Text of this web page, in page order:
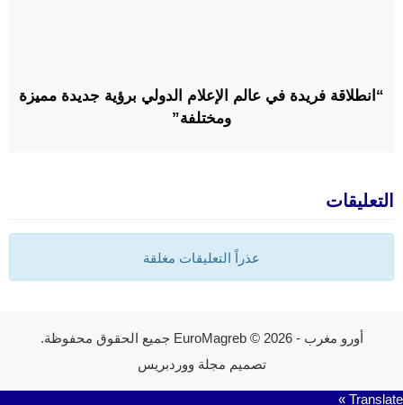
“انطلاقة فريدة في عالم الإعلام الدولي برؤية جديدة مميزة
ومختلفة”
التعليقات
عذراً التعليقات مغلقة
أورو مغرب - EuroMagreb© 2026 جميع الحقوق محفوظة.
تصميم مجلة ووردبريس
Translate »